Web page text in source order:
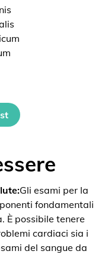
Gli esami per la
fondamentali
È possibile tenere
cardiaci sia i
del sangue da